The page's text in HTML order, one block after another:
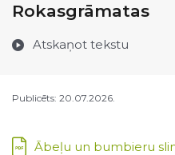
Rokasgrāmatas
Atskaņot tekstu
Publicēts: 20.07.2026.
Lejupielādēt:
Ābeļu un bumbieru